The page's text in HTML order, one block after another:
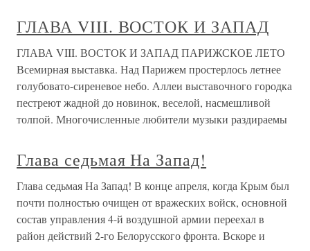
ГЛАВА VIII. ВОСТОК И ЗАПАД
ГЛАВА VIII. ВОСТОК И ЗАПАД ПАРИЖСКОЕ ЛЕТО
Всемирная выставка. Над Парижем простерлось летнее
голубовато-сиреневое небо. Аллеи выставочного городка
пестреют жадной до новинок, веселой, насмешливой
толпой. Многочисленные любители музыки раздираемы
Глава седьмая На Запад!
Глава седьмая На Запад! В конце апреля, когда Крым был
почти полностью очищен от вражеских войск, основной
состав управления 4-й воздушной армии переехал в
район действий 2-го Белорусского фронта. Вскоре и